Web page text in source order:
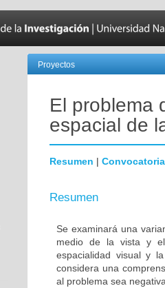
Proyectos
El problema
espacial de
Resumen | Convocatoria
Resumen
Se examinará una
medio de la vista y
espacialidad visual y
considera una
al problema sea